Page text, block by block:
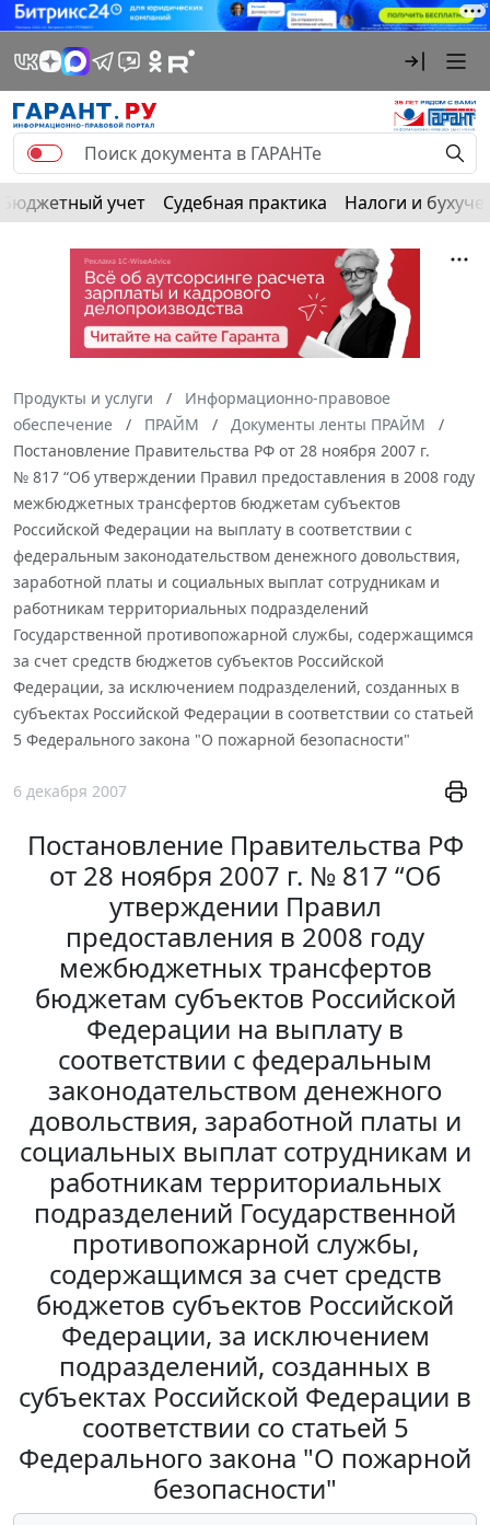
Бюджетный учет Судебная практика Налоги и
Продукты и услуги
Информационно-правовое
обеспечение
ПРАЙМ
Документы ленты ПРАЙМ
Постановление Правительства РФ от 28 ноября 2007 г.
№ 817 “Об утверждении Правил предоставления в 2008 году
межбюджетных трансфертов бюджетам субъектов
Российской Федерации на выплату в соответствии с
федеральным законодательством денежного довольствия,
заработной платы и социальных выплат сотрудникам и
работникам территориальных подразделений
Государственной противопожарной службы, содержащимся
за счет средств бюджетов субъектов Российской
Федерации, за исключением подразделений, созданных в
субъектах Российской Федерации в соответствии со статьей
5 Федерального закона "О пожарной безопасности"
6 декабря 2007
Постановление Правительства РФ
от 28 ноября 2007 г. № 817 “Об
утверждении Правил
предоставления в 2008 году
межбюджетных трансфертов
бюджетам субъектов Российской
Федерации на выплату в
соответствии с федеральным
законодательством денежного
довольствия, заработной платы и
социальных выплат сотрудникам и
работникам территориальных
подразделений Государственной
противопожарной службы,
содержащимся за счет средств
бюджетов субъектов Российской
Федерации, за исключением
подразделений, созданных в
субъектах Российской Федерации в
соответствии со статьей 5
Федерального закона "О пожарной
безопасности"